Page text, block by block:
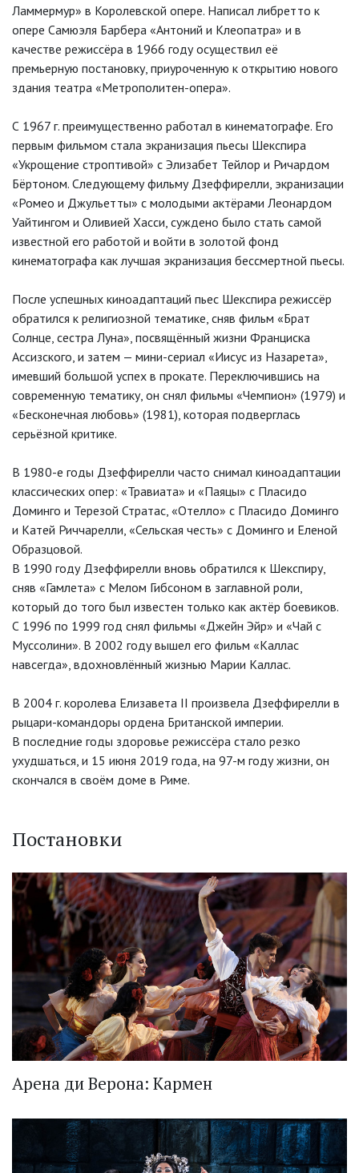
Ламмермур» в Королевской опере. Написал либретто к
опере Самюэля Барбера «Антоний и Клеопатра» и в
качестве режиссёра в 1966 году осуществил её
премьерную постановку, приуроченную к открытию нового
здания театра «Метрополитен-опера».
С 1967 г. преимущественно работал в кинематографе. Его
первым фильмом стала экранизация пьесы Шекспира
«Укрощение строптивой» с Элизабет Тейлор и Ричардом
Бёртоном. Следующему фильму Дзеффирелли, экранизации
«Ромео и Джульетты» с молодыми актёрами Леонардом
Уайтингом и Оливией Хасси, суждено было стать самой
известной его работой и войти в золотой фонд
кинематографа как лучшая экранизация бессмертной пьесы.
После успешных киноадаптаций пьес Шекспира режиссёр
обратился к религиозной тематике, сняв фильм «Брат
Солнце, сестра Луна», посвящённый жизни Франциска
Ассизского, и затем — мини-сериал «Иисус из Назарета»,
имевший большой успех в прокате. Переключившись на
современную тематику, он снял фильмы «Чемпион» (1979) и
«Бесконечная любовь» (1981), которая подверглась
серьёзной критике.
В 1980-е годы Дзеффирелли часто снимал киноадаптации
классических опер: «Травиата» и «Паяцы» с Пласидо
Доминго и Терезой Стратас, «Отелло» с Пласидо Доминго
и Катей Риччарелли, «Сельская честь» с Доминго и Еленой
Образцовой.
В 1990 году Дзеффирелли вновь обратился к Шекспиру,
сняв «Гамлета» с Мелом Гибсоном в заглавной роли,
который до того был известен только как актёр боевиков.
С 1996 по 1999 год снял фильмы «Джейн Эйр» и «Чай с
Муссолини». В 2002 году вышел его фильм «Каллас
навсегда», вдохновлённый жизнью Марии Каллас.
В 2004 г. королева Елизавета II произвела Дзеффирелли в
рыцари-командоры ордена Британской империи.
В последние годы здоровье режиссёра стало резко
ухудшаться, и 15 июня 2019 года, на 97-м году жизни, он
скончался в своём доме в Риме.
Постановки
Арена ди Верона: Кармен